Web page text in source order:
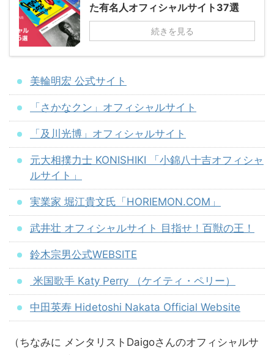
た有名人オフィシャルサイト37選
続きを見る
美輪明宏 公式サイト
「さかなクン」オフィシャルサイト
「及川光博」オフィシャルサイト
元大相撲力士 KONISHIKI 「小錦八十吉オフィシャ
ルサイト」
実業家 堀江貴文氏「HORIEMON.COM」
武井壮 オフィシャルサイト 目指せ！百獣の王！
鈴木宗男公式WEBSITE
米国歌手 Katy Perry （ケイティ・ペリー）
中田英寿 Hidetoshi Nakata Official Website
（ちなみに メンタリストDaigoさんのオフィシャルサ